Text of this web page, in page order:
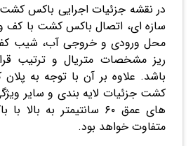
در نقشه جزئیات اجرایی باکس
سازه ای، اتصال باکس کشت با کف و
محل ورودی و خروجی آب، شیب کف،
ریز مشخصات متریال و ترتیب
باشد. علاوه بر آن با توجه به
کشت جزئیات لایه بندی و سایر
های عمق ۶۰ سانتیمتر به
متفاوت خواهد بود.